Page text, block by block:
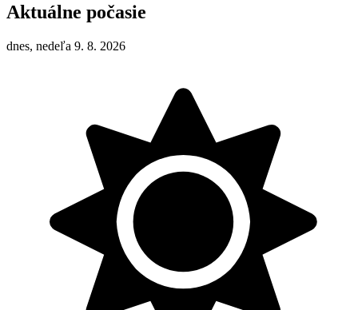
Aktuálne počasie
dnes, nedeľa 9. 8. 2026